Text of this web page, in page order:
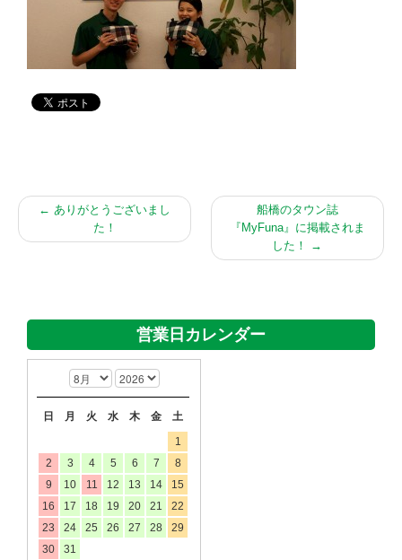
← ありがとうございまし
た！
船橋のタウン誌
『MyFuna』に掲載されま
した！
→
営業日カレンダー
日 月 火 水 木 金 土
1
2
3 4 5 6 7
8
9
10 11 12 13 14
15
16
17 18 19 20 21
22
23
24 25 26 27 28
29
30
31